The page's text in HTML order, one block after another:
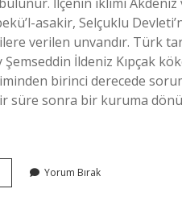
asakir, Selçuklu
verilen unvandır. Türk
İldeniz Kıpçak
birinci derecede
süre sonra bir kuruma
Yorum Bırak